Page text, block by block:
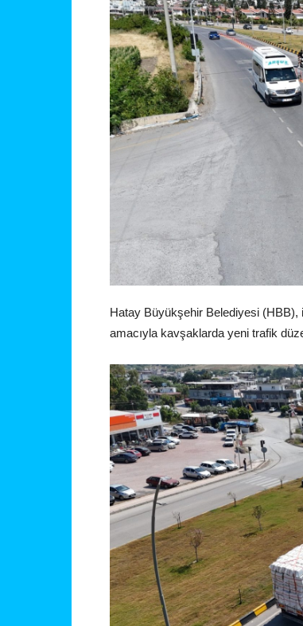
Hatay Büyükşehir Belediyesi (HBB),
amacıyla kavşaklarda yeni trafik